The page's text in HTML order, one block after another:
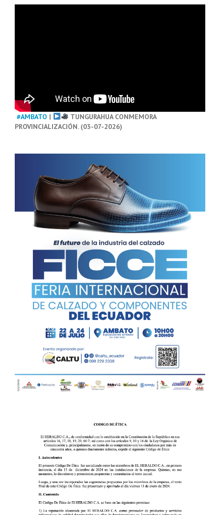
#AMBATO |
TUNGURAHUA CONMEMORA
PROVINCIALIZACIÓN. (03-07-2026)